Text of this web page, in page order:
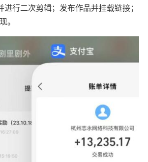
行二次剪辑；发布作品并挂载链接；
。